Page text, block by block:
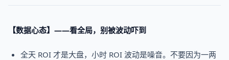
【数据心态】——看全局，别被波动吓到
全天 ROI 才是大盘，小时 ROI 波动是噪音。不要因为一两